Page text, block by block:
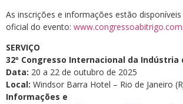
As inscrições e informações estão
oficial do evento:
SERVIÇO
32º Congresso Internacional da Indústria
Data: 20 a 22 de outubro de 2025
Local: Windsor Barra Hotel – Rio de Janeiro
Informações e